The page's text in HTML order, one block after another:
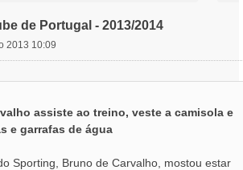
de Portugal - 2013/2014
2013 10:09
assiste ao treino, veste a camisola e
e garrafas de água
Sporting, Bruno de Carvalho, mostou estar